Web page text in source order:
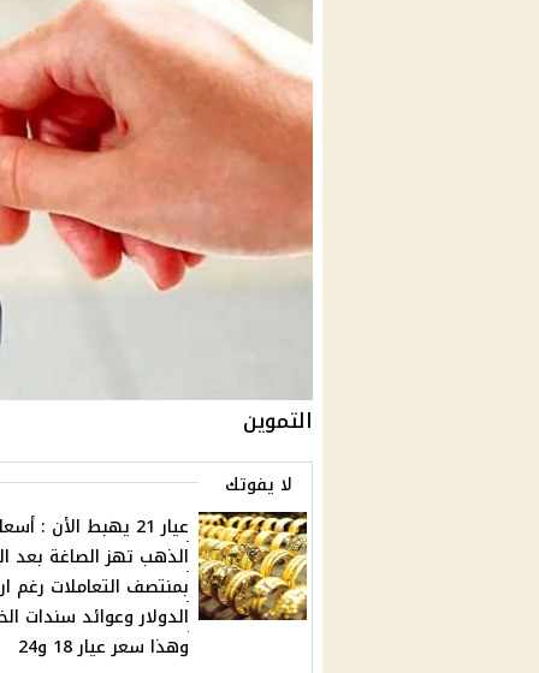
التموين
لا يفوتك
عيار 21 يهبط الأن :
الذهب تهز الصاغة بعد
بمنتصف التعاملات رغم
الدولار وعوائد سندات
وهذا سعر عيار 18 و24